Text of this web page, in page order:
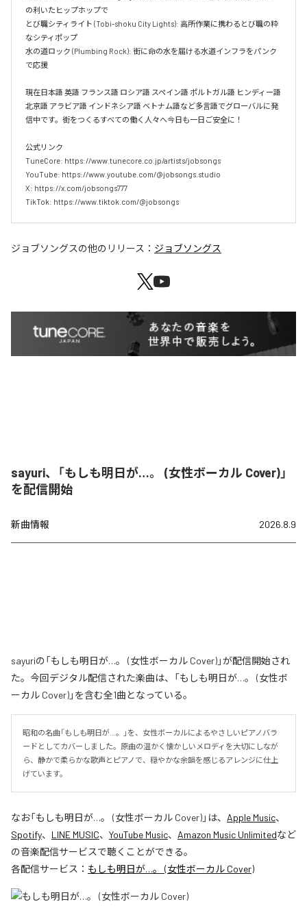
の利いたヒップホップで
とび職シティライト (Tobi-shoku City Lights): 高所作業に携わるとび職の粋
なシティポップ
水の道ロック (Plumbing Rock): 街に命の水を届ける水道インフラをパンク
で応援
現在日本語 英語 フランス語 ロシア語 スペイン語 ポルトガル語 ヒンディー語
北京語 アラビア語 インドネシア語 ベトナム語など多言語でグローバルに発
信中です。街をつくるすべての働く人々へ今日も一日ご安全に！
公式リンク
TuneCore: https://www.tunecore.co.jp/artists/jobsongs
YouTube: https://www.youtube.com/@jobsongs.studio
X: https://x.com/jobsongs777
TikTok: https://www.tiktok.com/@jobsongs
ジョブソングスの他のリリース： ジョブソングス
sayuri、「もしも明日が…。 (女性ボーカル Cover)」
を配信開始
新曲情報 2026.8.9
sayuriの「もしも明日が…。 (女性ボーカル Cover)」が配信開始され
た。今回デジタル配信された楽曲は、「もしも明日が…。 (女性ボ
ーカル Cover)」を含む全1曲となっている。
昭和の名曲「もしも明日が…。」を、女性ボーカルによるやさしいピアノバラ
ードとしてカバーしました。原曲の温かく懐かしいメロディを大切にしなが
ら、静かで柔らかな歌声とピアノで、穏やかな余韻を感じるアレンジに仕上
げています。
なお「もしも明日が…。 (女性ボーカル Cover)」は、 Apple Music、
Spotify、 LINE MUSIC、 YouTube Music、 Amazon Music Unlimitedなど
の音楽配信サービスで聴くことができる。
各配信サービス： もしも明日が…。 (女性ボーカル Cover)